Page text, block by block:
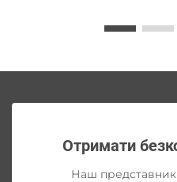
Отримати
Наш представник